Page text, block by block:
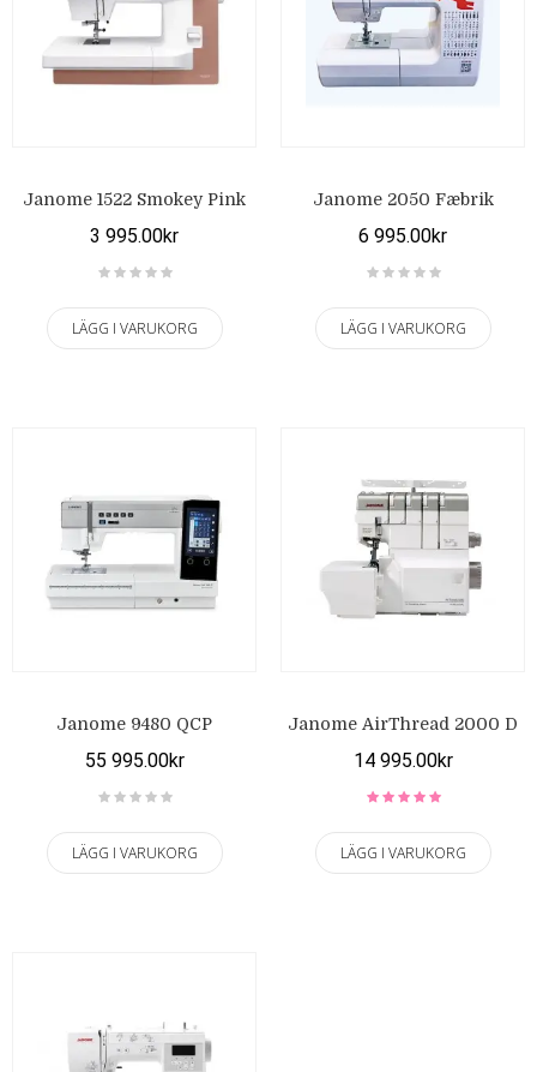
Janome 1522 Smokey Pink
3 995.00kr
LÄGG I VARUKORG
Janome 2050 Fæbrik
6 995.00kr
LÄGG I VARUKORG
Janome 9480 QCP
55 995.00kr
LÄGG I VARUKORG
Janome AirThread 2000 D
14 995.00kr
LÄGG I VARUKORG